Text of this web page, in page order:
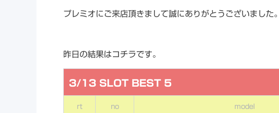
プレミオにご来店頂きまして誠にありがとうございました。
昨日の結果はコチラです。
3/13 SLOT BEST 5
rt no model